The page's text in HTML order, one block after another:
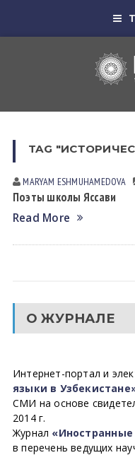
TAG
MARYAM ESHMUHАMEDOVА
Поэты школы Яссави
Read More
О ЖУРНАЛЕ
Интернет-портал и
языки в
СМИ на основе
2014 г.
Журнал
в перечень ведущих